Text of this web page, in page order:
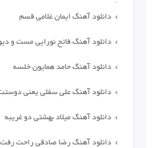
دانلود آهنگ ایمان غلامی قسم
دانلود آهنگ فاتح نورایی مست و
دانلود آهنگ حامد همایون خلسه
دانلود آهنگ علی سفلی یعنی
دانلود آهنگ میلاد بهشتی دو غریبه
دانلود آهنگ رضا صادقی راحت رفت